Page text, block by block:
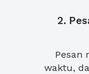
2.
Pesan
waktu,